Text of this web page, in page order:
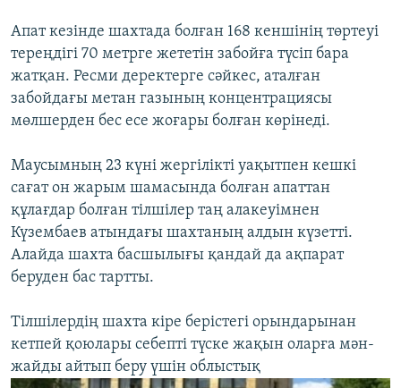
Апат кезінде шахтада болған 168 кеншінің төртеуі
тереңдігі 70 метрге жететін забойға түсіп бара
жатқан. Ресми деректерге сәйкес, аталған
забойдағы метан газының концентрациясы
мөлшерден бес есе жоғары болған көрінеді.
Маусымның 23 күні жергілікті уақытпен кешкі
сағат он жарым шамасында болған апаттан
құлағдар болған тілшілер таң алакеуімнен
Күзембаев атындағы шахтаның алдын күзетті.
Алайда шахта басшылығы қандай да ақпарат
беруден бас тартты.
Тілшілердің шахта кіре берістегі орындарынан
кетпей қоюлары себепті түске жақын оларға мән-
жайды айтып беру үшін облыстық